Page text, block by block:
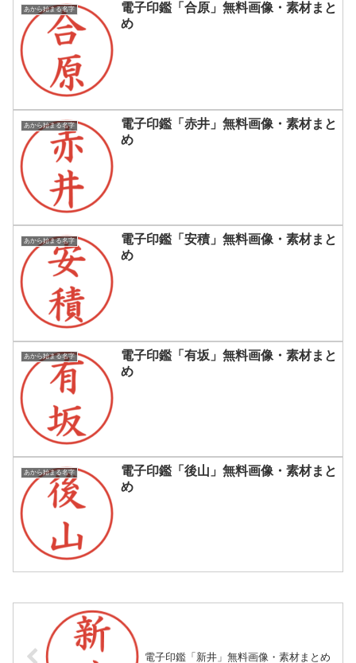
あから始まる名字
電子印鑑「合原」無料画像・素材まと
め
あから始まる名字
電子印鑑「赤井」無料画像・素材まと
め
あから始まる名字
電子印鑑「安積」無料画像・素材まと
め
あから始まる名字
電子印鑑「有坂」無料画像・素材まと
め
あから始まる名字
電子印鑑「後山」無料画像・素材まと
め
電子印鑑「新井」無料画像・素材まとめ